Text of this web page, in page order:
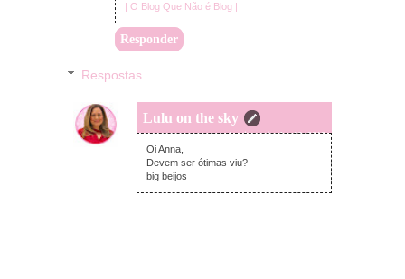
| O Blog Que Não é Blog |
Responder
Respostas
Lulu on the sky
domingo, junho 16, 2019
Oi Anna,
Devem ser ótimas viu?
big beijos